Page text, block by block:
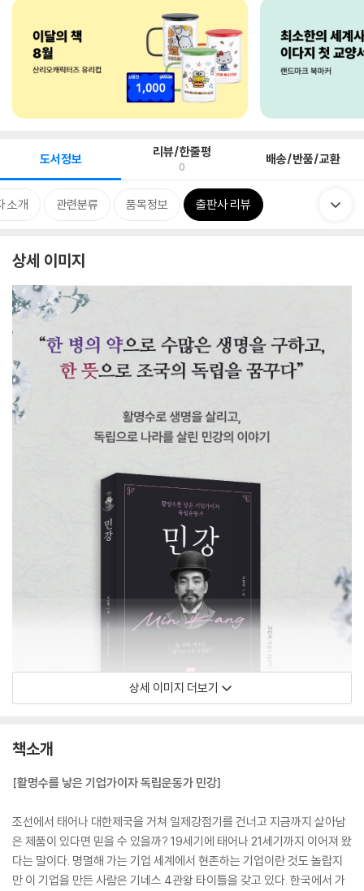
도서정보 리뷰/한줄평
0 배송/반품/교환
소개 관련분류 품목정보 출판사 리뷰
상세 이미지
상세 이미지 더보기
책소개
[활명수를 낳은 기업가이자 독립운동가 민강]
조선에서 태어나 대한제국을 거쳐 일제강점기를 건너고 지금까지 살아남
은 제품이 있다면 믿을 수 있을까? 19세기에 태어나 21세기까지 이어져 왔
다는 말이다. 명멸해 가는 기업 세계에서 현존하는 기업이란 것도 놀랍지
만 이 기업을 만든 사람은 기네스 4관왕 타이틀을 갖고 있다. 한국에서 가